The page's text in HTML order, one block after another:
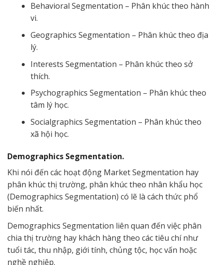
Behavioral Segmentation – Phân khúc theo hành
vi.
Geographics Segmentation – Phân khúc theo địa
lý.
Interests Segmentation – Phân khúc theo sở
thích.
Psychographics Segmentation – Phân khúc theo
tâm lý học.
Socialgraphics Segmentation – Phân khúc theo
xã hội học.
Demographics Segmentation.
Khi nói đến các hoạt động Market Segmentation hay
phân khúc thị trường, phân khúc theo nhân khẩu học
(Demographics Segmentation) có lẽ là cách thức phổ
biến nhất.
Demographics Segmentation liên quan đến việc phân
chia thị trường hay khách hàng theo các tiêu chí như
tuổi tác, thu nhập, giới tính, chủng tộc, học vấn hoặc
nghề nghiệp.